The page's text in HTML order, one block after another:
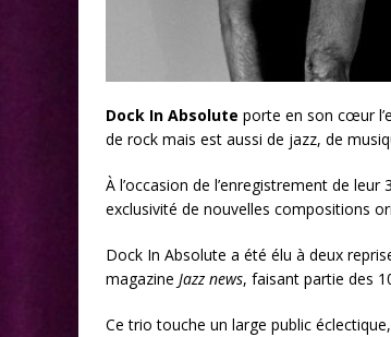
Dock In Absolute porte en son cœur
de rock mais est aussi de jazz, de
À l’occasion de l’enregistrement de
exclusivité de nouvelles compositions
Dock In Absolute a été élu à deux
magazine Jazz news, faisant partie des
Ce trio touche un large public